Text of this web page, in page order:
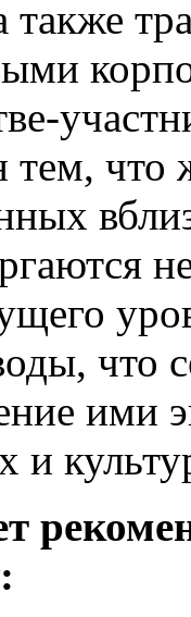
тем, что
что
ими
и